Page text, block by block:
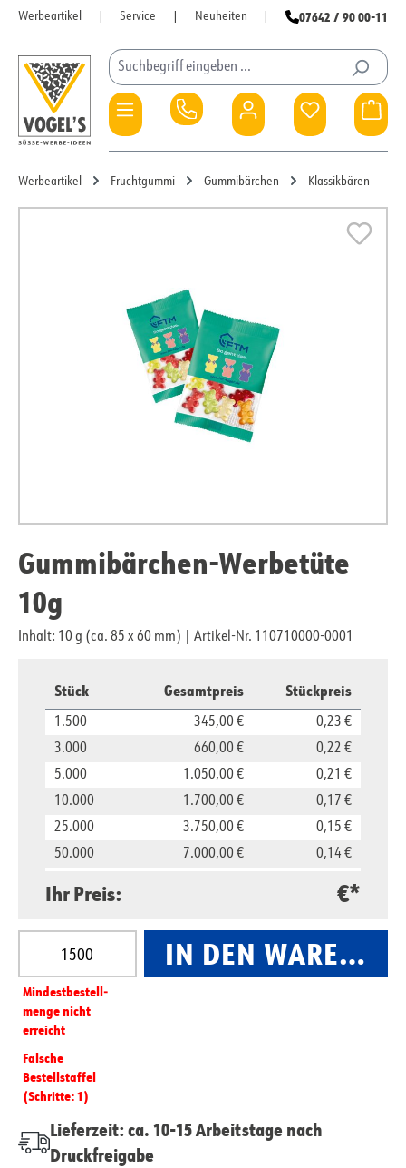
Zum Hauptinhalt springen
Werbeartikel Service Neuheiten 07642 / 90 00-11
Du hast 0
Werbeartikel Fruchtgummi Gummibärchen Klassikbären
Gummibärchen-Werbetüte
10g
Inhalt: 10 g (ca. 85 x 60 mm) Artikel-Nr. 110710000-0001
Stück Gesamtpreis Stückpreis
1.500 345,00 €
0,23 €
3.000
660,00 €
0,22 €
5.000
1.050,00 €
0,21 €
10.000
1.700,00 €
0,17 €
25.000
3.750,00 €
0,15 €
50.000
7.000,00 €
0,14 €
Ihr Preis: €*
Produkt Anzahl: Gib den gewünschten Wert ein
Mindest­­bestell­­
menge nicht
erreicht
Falsche
Bestellstaffel
(Schritte: 1)
IN DEN
Lieferzeit: ca. 10-15 Arbeitstage nach
Druckfreigabe